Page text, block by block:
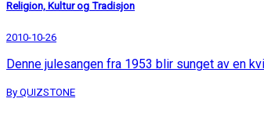
Religion, Kultur og Tradisjon
2010-10-26
Denne julesangen fra 1953 blir sunget av en
By QUIZSTONE